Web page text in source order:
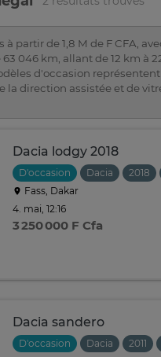
partir de 1,8 M de F CFA,
046 km, allant de 12 km à
d'occasion
la direction assistée et de
Dacia lodgy 2018
D'occasion Dacia 2018
Fass, Dakar
4. mai, 12:16
3 250 000 F Cfa
Dacia sandero
D'occasion Dacia 2011